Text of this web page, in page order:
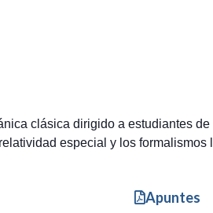
clásica dirigido a estudiantes
especial y los formalismos
Apuntes